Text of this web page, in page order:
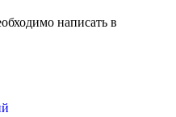
написать в